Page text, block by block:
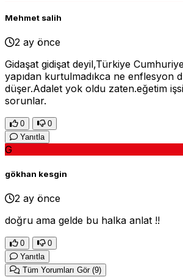
Mehmet salih
2 ay önce
Gidaşat gidişat deyil,Türkiye
yapıdan kurtulmadıkca ne enflesyon
düşer.Adalet yok oldu zaten.eğetim
sorunlar.
0
0
Yanıtla
G
gökhan kesgin
2 ay önce
doğru ama gelde bu halka anlat !!
0
0
Yanıtla
Tüm Yorumları Gör (9)